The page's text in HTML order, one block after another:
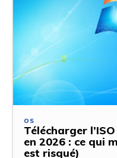
OS
Télécharger
en 2026 : ce qui
est risqué)